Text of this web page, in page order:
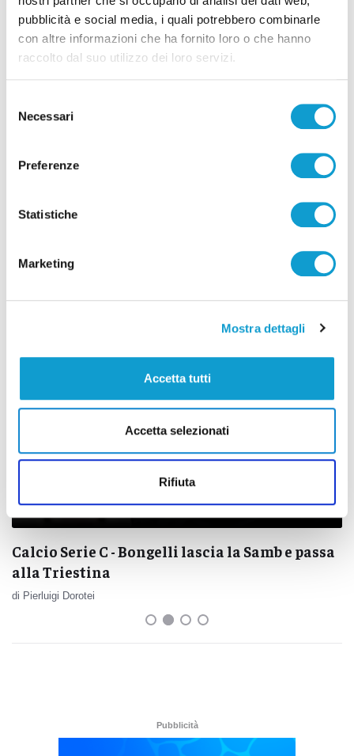
pubblicità e social media, i quali potrebbero combinarle
con altre informazioni che ha fornito loro o che hanno
raccolto dal suo utilizzo dei loro servizi.
delNecessari
Preferenze
Statistiche
Marketing
Mostra dettagli
Accetta tutti
Accetta selezionati
Rifiuta
Ascoli: date e orari delle gare dalla 29a alla 33a
Calcio Serie C - Bongelli lascia la Samb e passa
alla Triestina
di Pierluigi Dorotei
Pubblicità